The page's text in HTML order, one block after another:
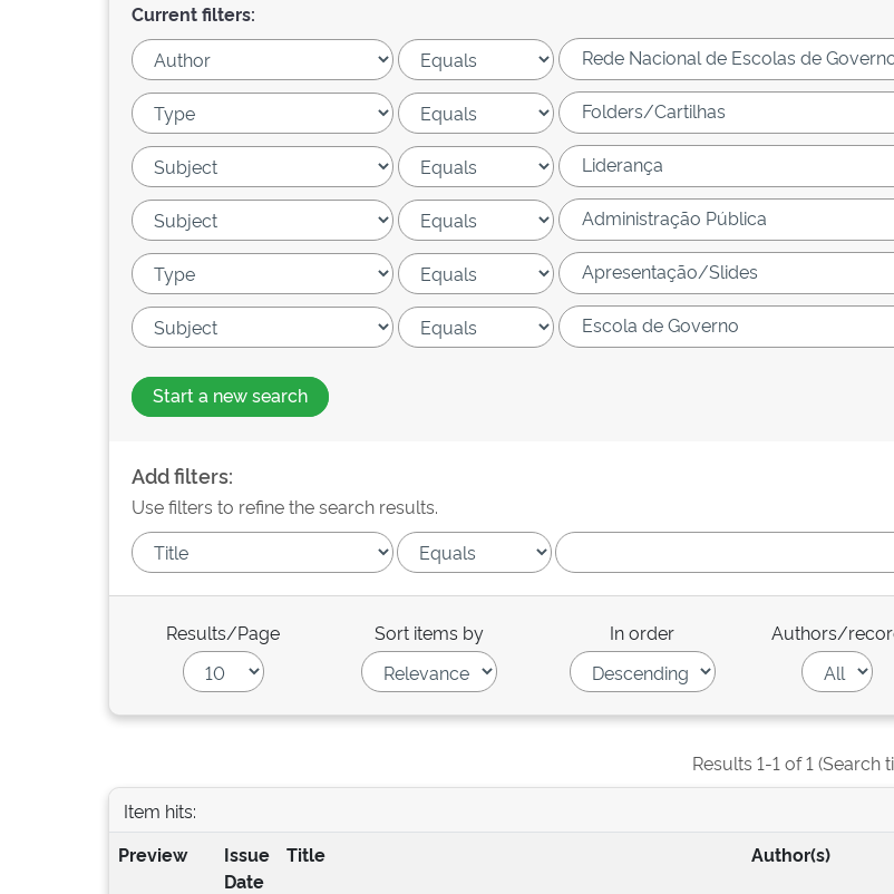
Current filters:
Start a new search
Add filters:
Use filters to refine the search results.
Results/Page Sort items by In order Authors/
Results 1-1 of 1 (Search
Item hits:
Preview
Issue
Date
Title Author(s)